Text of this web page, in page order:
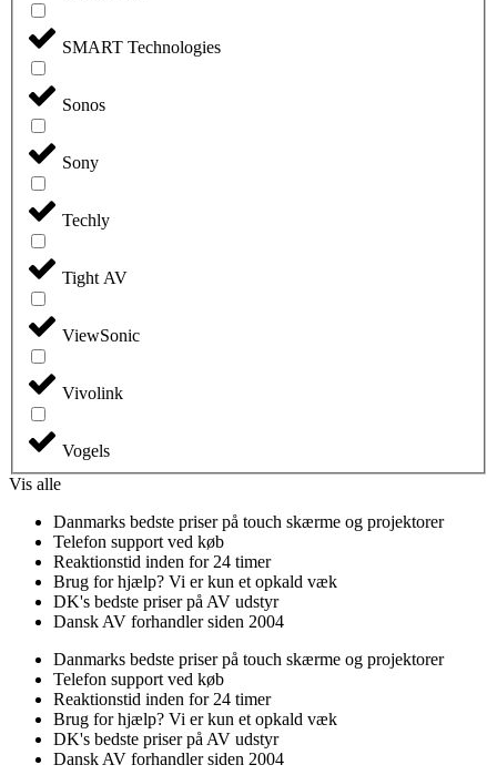
SMART Technologies
Sonos
Sony
Techly
Tight AV
ViewSonic
Vivolink
Vogels
Vis alle
Danmarks bedste priser på touch skærme og projektorer
Telefon support ved køb
Reaktionstid inden for 24 timer
Brug for hjælp? Vi er kun et opkald væk
DK's bedste priser på AV udstyr
Dansk AV forhandler siden 2004
Danmarks bedste priser på touch skærme og projektorer
Telefon support ved køb
Reaktionstid inden for 24 timer
Brug for hjælp? Vi er kun et opkald væk
DK's bedste priser på AV udstyr
Dansk AV forhandler siden 2004